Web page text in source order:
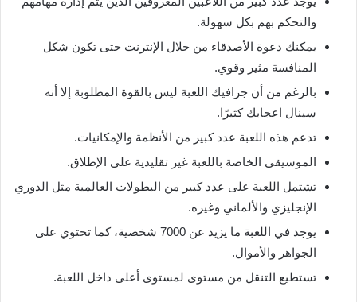
والتحكم بهم بكل سهولة.
يمكنك دعوة الأصدقاء من خلال الإنترنت حتى تكون شكل
المنافسة مثير وقوي.
بالرغم من أن جرافيك اللعبة ليس بالقوة المطلوبة إلا أنه
سينال اعجابك كثيرًا.
تدعم هذه اللعبة عدد كبير من الأنظمة والإمكانيات.
الموسيقى الخاصة باللعبة غير تقليدية على الإطلاق.
تشتمل اللعبة على عدد كبير من البطولات العالمية مثل الدوري
الإنجليزي والألماني وغيره.
يوجد في اللعبة ما يزيد عن 7000 شخصية، كما تحتوي على
الجواهر والأموال.
تستطيع التنقل من مستوى لمستوى أعلى داخل اللعبة.